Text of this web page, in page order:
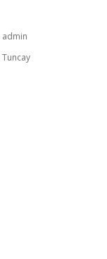
admin
Tuncay